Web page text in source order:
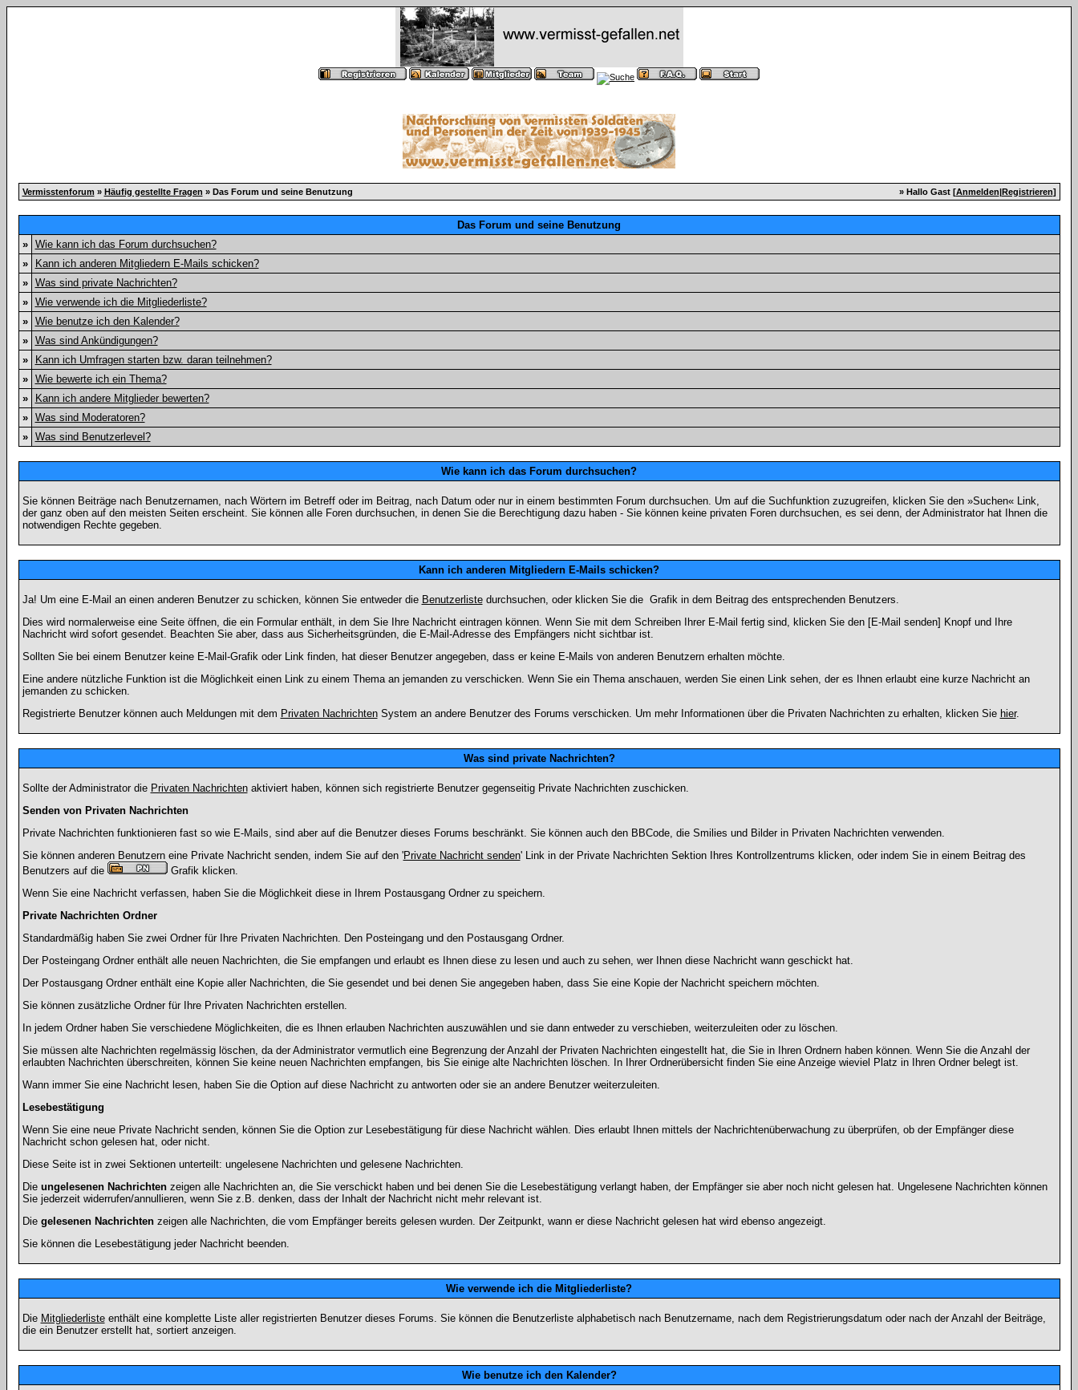
Vermisstenforum » Häufig gestellte Fragen » Das Forum und seine Benutzung » Hallo Gast [Anmelden|Registrieren]
Das Forum und seine Benutzung
»
Wie kann ich das Forum durchsuchen?
»
Kann ich anderen Mitgliedern E-Mails schicken?
»
Was sind private Nachrichten?
»
Wie verwende ich die Mitgliederliste?
»
Wie benutze ich den Kalender?
»
Was sind Ankündigungen?
»
Kann ich Umfragen starten bzw. daran teilnehmen?
»
Wie bewerte ich ein Thema?
»
Kann ich andere Mitglieder bewerten?
»
Was sind Moderatoren?
»
Was sind Benutzerlevel?
Wie kann ich das Forum durchsuchen?
Sie können Beiträge nach Benutzernamen, nach Wörtern im Betreff oder im Beitrag, nach Datum oder nur in einem bestimmten Forum durchsuchen. Um auf die Suchfunktion zuzugreifen, klicken Sie den »Suchen« Link,
der ganz oben auf den meisten Seiten erscheint. Sie können alle Foren durchsuchen, in denen Sie die Berechtigung dazu haben - Sie können keine privaten Foren durchsuchen, es sei denn, der Administrator hat Ihnen die
notwendigen Rechte gegeben.
Kann ich anderen Mitgliedern E-Mails schicken?
Ja! Um eine E-Mail an einen anderen Benutzer zu schicken, können Sie entweder die Benutzerlistedurchsuchen, oder klicken Sie die Grafik in dem Beitrag des entsprechenden Benutzers.
Dies wird normalerweise eine Seite öffnen, die ein Formular enthält, in dem Sie Ihre Nachricht eintragen können. Wenn Sie mit dem Schreiben Ihrer E-Mail fertig sind, klicken Sie den [E-Mail senden] Knopf und Ihre
Nachricht wird sofort gesendet. Beachten Sie aber, dass aus Sicherheitsgründen, die E-Mail-Adresse des Empfängers nicht sichtbar ist.
Sollten Sie bei einem Benutzer keine E-Mail-Grafik oder Link finden, hat dieser Benutzer angegeben, dass er keine E-Mails von anderen Benutzern erhalten möchte.
Eine andere nützliche Funktion ist die Möglichkeit einen Link zu einem Thema an jemanden zu verschicken. Wenn Sie ein Thema anschauen, werden Sie einen Link sehen, der es Ihnen erlaubt eine kurze Nachricht an
jemanden zu schicken.
Registrierte Benutzer können auch Meldungen mit dem Privaten NachrichtenSystem an andere Benutzer des Forums verschicken. Um mehr Informationen über die Privaten Nachrichten zu erhalten, klicken Sie hier.
Was sind private Nachrichten?
Sollte der Administrator die Privaten Nachrichtenaktiviert haben, können sich registrierte Benutzer gegenseitig Private Nachrichten zuschicken.
Senden von Privaten Nachrichten
Private Nachrichten funktionieren fast so wie E-Mails, sind aber auf die Benutzer dieses Forums beschränkt. Sie können auch den BBCode, die Smilies und Bilder in Privaten Nachrichten verwenden.
Sie können anderen Benutzern eine Private Nachricht senden, indem Sie auf den 'Private Nachricht senden' Link in der Private Nachrichten Sektion Ihres Kontrollzentrums klicken, oder indem Sie in einem Beitrag des
Benutzers auf die
Grafik klicken.
Wenn Sie eine Nachricht verfassen, haben Sie die Möglichkeit diese in Ihrem Postausgang Ordner zu speichern.
Private Nachrichten Ordner
Standardmäßig haben Sie zwei Ordner für Ihre Privaten Nachrichten. Den Posteingang und den Postausgang Ordner.
Der Posteingang Ordner enthält alle neuen Nachrichten, die Sie empfangen und erlaubt es Ihnen diese zu lesen und auch zu sehen, wer Ihnen diese Nachricht wann geschickt hat.
Der Postausgang Ordner enthält eine Kopie aller Nachrichten, die Sie gesendet und bei denen Sie angegeben haben, dass Sie eine Kopie der Nachricht speichern möchten.
Sie können zusätzliche Ordner für Ihre Privaten Nachrichten erstellen.
In jedem Ordner haben Sie verschiedene Möglichkeiten, die es Ihnen erlauben Nachrichten auszuwählen und sie dann entweder zu verschieben, weiterzuleiten oder zu löschen.
Sie müssen alte Nachrichten regelmässig löschen, da der Administrator vermutlich eine Begrenzung der Anzahl der Privaten Nachrichten eingestellt hat, die Sie in Ihren Ordnern haben können. Wenn Sie die Anzahl der
erlaubten Nachrichten überschreiten, können Sie keine neuen Nachrichten empfangen, bis Sie einige alte Nachrichten löschen. In Ihrer Ordnerübersicht finden Sie eine Anzeige wieviel Platz in Ihren Ordner belegt ist.
Wann immer Sie eine Nachricht lesen, haben Sie die Option auf diese Nachricht zu antworten oder sie an andere Benutzer weiterzuleiten.
Lesebestätigung
Wenn Sie eine neue Private Nachricht senden, können Sie die Option zur Lesebestätigung für diese Nachricht wählen. Dies erlaubt Ihnen mittels der Nachrichtenüberwachung zu überprüfen, ob der Empfänger diese
Nachricht schon gelesen hat, oder nicht.
Diese Seite ist in zwei Sektionen unterteilt: ungelesene Nachrichten und gelesene Nachrichten.
Die ungelesenen Nachrichtenzeigen alle Nachrichten an, die Sie verschickt haben und bei denen Sie die Lesebestätigung verlangt haben, der Empfänger sie aber noch nicht gelesen hat. Ungelesene Nachrichten können
Sie jederzeit widerrufen/annullieren, wenn Sie z.B. denken, dass der Inhalt der Nachricht nicht mehr relevant ist.
Die gelesenen Nachrichtenzeigen alle Nachrichten, die vom Empfänger bereits gelesen wurden. Der Zeitpunkt, wann er diese Nachricht gelesen hat wird ebenso angezeigt.
Sie können die Lesebestätigung jeder Nachricht beenden.
Wie verwende ich die Mitgliederliste?
Die Mitgliederlisteenthält eine komplette Liste aller registrierten Benutzer dieses Forums. Sie können die Benutzerliste alphabetisch nach Benutzername, nach dem Registrierungsdatum oder nach der Anzahl der Beiträge,
die ein Benutzer erstellt hat, sortiert anzeigen.
Wie benutze ich den Kalender?